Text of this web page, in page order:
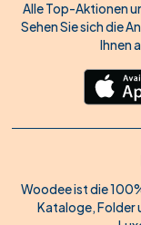
Alle Top-Aktionen
Sehen Sie sich die
Ihnen
Woodee ist die
Kataloge, Folder